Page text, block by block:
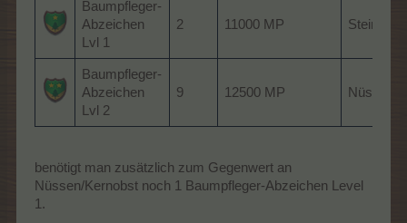
Baumpfleger-
Abzeichen
Lvl 1
2 11000 MP
Baumpfleger-
Abzeichen
Lvl 2
9 12500 MP Nüsse/
benötigt man zusätzlich zum Gegenwert an
Nüssen/Kernobst noch 1 Baumpfleger-Abzeichen Level
1.